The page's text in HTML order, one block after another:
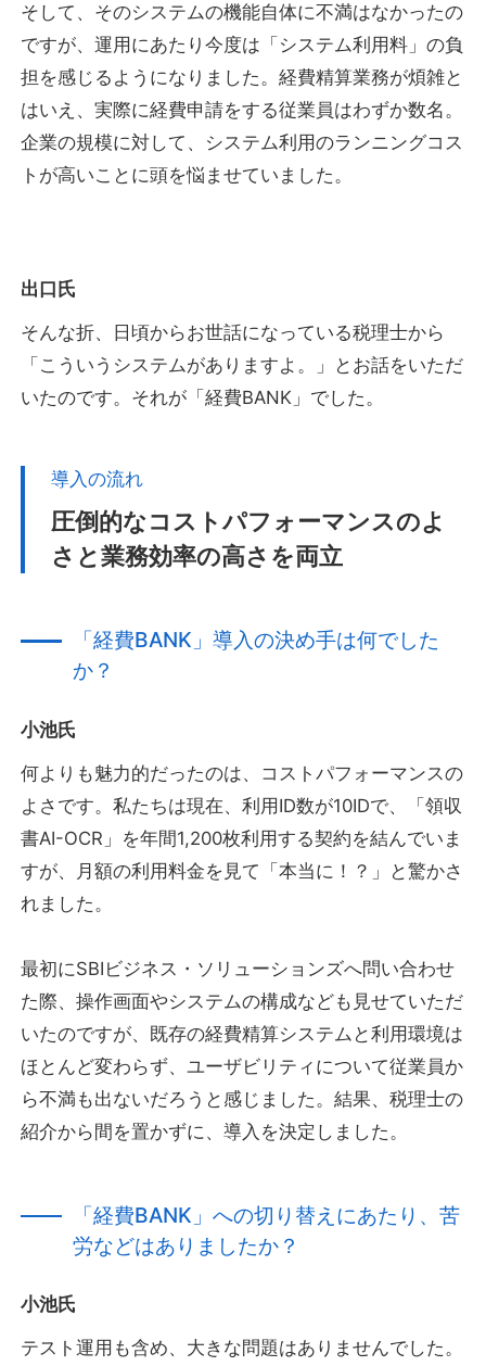
そして、そのシステムの機能自体に不満はなかったの
ですが、運用にあたり今度は「システム利用料」の負
担を感じるようになりました。経費精算業務が煩雑と
はいえ、実際に経費申請をする従業員はわずか数名。
企業の規模に対して、システム利用のランニングコス
トが高いことに頭を悩ませていました。
出口氏
そんな折、日頃からお世話になっている税理士から
「こういうシステムがありますよ。」とお話をいただ
いたのです。それが「経費BANK」でした。
導入の流れ
圧倒的なコストパフォーマンスのよ
さと業務効率の高さを両立
「経費BANK」導入の決め手は何でした
か？
小池氏
何よりも魅力的だったのは、コストパフォーマンスの
よさです。私たちは現在、利用ID数が10IDで、「領収
書AI-OCR」を年間1,200枚利用する契約を結んでいま
すが、月額の利用料金を見て「本当に！？」と驚かさ
れました。
最初にSBIビジネス・ソリューションズへ問い合わせ
た際、操作画面やシステムの構成なども見せていただ
いたのですが、既存の経費精算システムと利用環境は
ほとんど変わらず、ユーザビリティについて従業員か
ら不満も出ないだろうと感じました。結果、税理士の
紹介から間を置かずに、導入を決定しました。
「経費BANK」への切り替えにあたり、苦
労などはありましたか？
小池氏
テスト運用も含め、大きな問題はありませんでした。